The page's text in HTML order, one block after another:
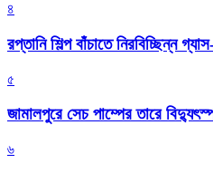
৪
রপ্তানি শিল্প বাঁচাতে নিরবিচ্ছিন্ন
৫
জামালপুরে সেচ পাম্পের তারে
৬